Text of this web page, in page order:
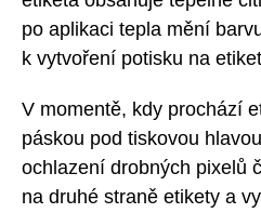
po aplikaci tepla mění
k vytvoření potisku na
V momentě, kdy prochází
páskou pod tiskovou
ochlazení drobných pixelů
na druhé straně etikety a